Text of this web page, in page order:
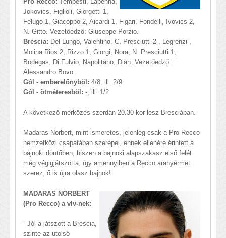
Jokovics, Figlioli, Giorgetti 1,
Felugo 1, Giacoppo 2, Aicardi 1, Figari, Fondelli, Ivovics 2,
N. Gitto. Vezetőedző: Giuseppe Porzio.
Brescia: Del Lungo, Valentino, C. Presciutti 2 , Legrenzi ,
Molina Rios 2, Rizzo 1, Giorgi, Nora, N. Presciutti 1,
Bodegas, Di Fulvio, Napolitano, Dian. Vezetőedző:
Alessandro Bovo.
Gól - emberelőnyből: 4/8, ill. 2/9
Gól - ötméteresből: -, ill. 1/2
A következő mérkőzés szerdán 20.30-kor lesz Bresciában.
Madaras Norbert, mint ismeretes, jelenleg csak a Pro Recco
nemzetközi csapatában szerepel, ennek ellenére érintett a
bajnoki döntőben, hiszen a bajnoki alapszakasz első felét
még végigjátszotta, így amennyiben a Recco aranyérmet
szerez, ő is újra olasz bajnok!
MADARAS NORBERT
(Pro Recco) a vlv-nek:
- Jól a játszott a Brescia,
szinte az utolsó